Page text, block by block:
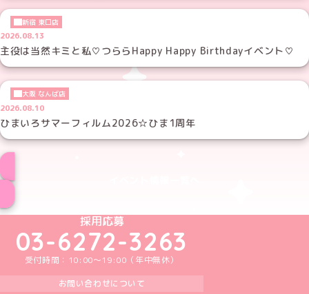
新宿 東口店
2026.08.13
主役は当然キミと私♡つららHappy Happy Birthdayイベント♡
大阪 なんば店
2026.08.10
ひまいろサマーフィルム2026☆ひま1周年
めいどりーみんTikTok公式アカウント
めいどりーみんX公式アカウント
めいどりーみんInstagram公式アカウント
めいどりーみんFacebook公式アカウン
めいどりーみんYouTube公式アカ
採用応募
03-6272-3263
受付時間：10:00～19:00（年中無休）
お問い合わせについて